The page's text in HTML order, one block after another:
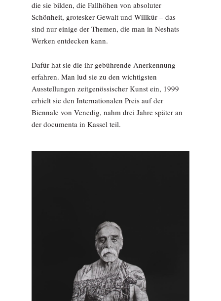
die sie bilden, die Fallhöhen von absoluter
Schönheit, grotesker Gewalt und Willkür – das
sind nur einige der Themen, die man in Neshats
Werken entdecken kann.
Dafür hat sie die ihr gebührende Anerkennung
erfahren. Man lud sie zu den wichtigsten
Ausstellungen zeitgenössischer Kunst ein, 1999
erhielt sie den Internationalen Preis auf der
Biennale von Venedig, nahm drei Jahre später an
der documenta in Kassel teil.